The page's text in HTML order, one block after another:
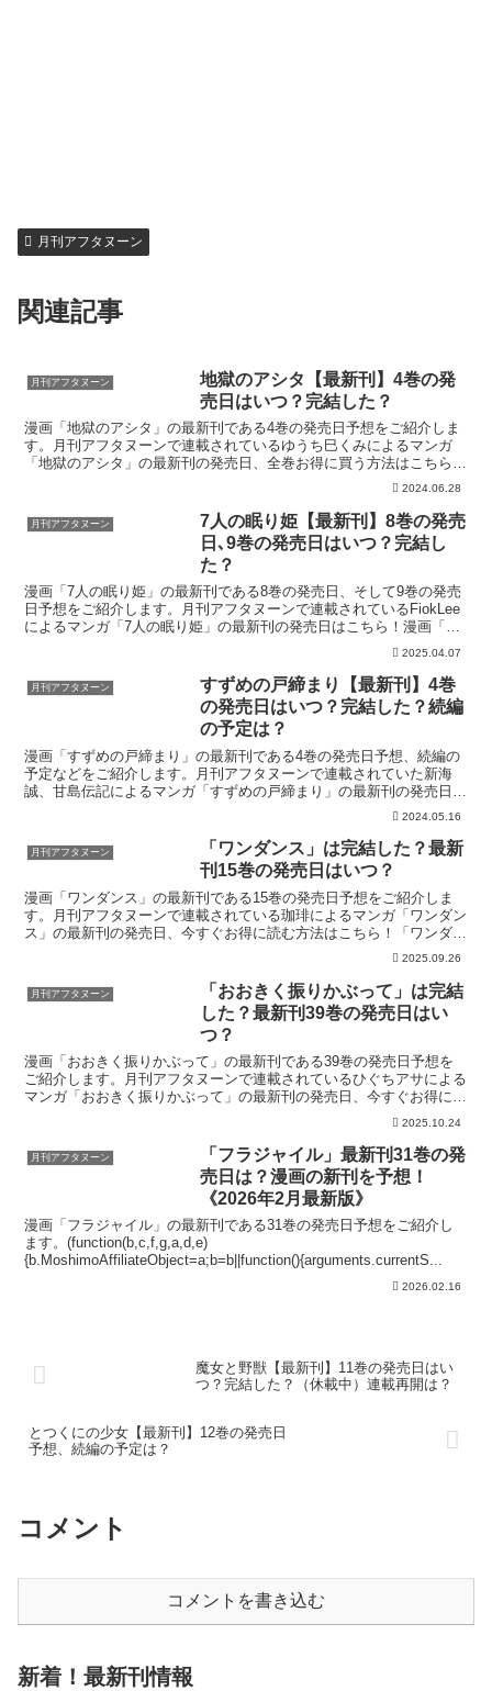
月刊アフタヌーン
関連記事
月刊アフタヌーン
地獄のアシタ【最新刊】4巻の発
売日はいつ？完結した？
漫画「地獄のアシタ」の最新刊である4巻の発売日予想をご紹介しま
す。月刊アフタヌーンで連載されているゆうち巳くみによるマンガ
「地獄のアシタ」の最新刊の発売日、全巻お得に買う方法はこちら！
漫画「地獄のアシタ」4巻の発売日はいつ？コミック「地獄の...2024.06.28
月刊アフタヌーン
7人の眠り姫【最新刊】8巻の発売
日､9巻の発売日はいつ？完結し
た？
漫画「7人の眠り姫」の最新刊である8巻の発売日、そして9巻の発売
日予想をご紹介します。月刊アフタヌーンで連載されているFiokLee
によるマンガ「7人の眠り姫」の最新刊の発売日はこちら！漫画「7
2025.04.07
月刊アフタヌーン
すずめの戸締まり【最新刊】4巻
の発売日はいつ？完結した？続編
の予定は？
漫画「すずめの戸締まり」の最新刊である4巻の発売日予想、続編の
予定などをご紹介します。月刊アフタヌーンで連載されていた新海
誠、甘島伝記によるマンガ「すずめの戸締まり」の最新刊の発売日は
こちら！漫画「すずめの戸締まり」4巻の発売日はいつ？コミ...2024.05.16
月刊アフタヌーン
「ワンダンス」は完結した？最新
刊15巻の発売日はいつ？
漫画「ワンダンス」の最新刊である15巻の発売日予想をご紹介しま
す。月刊アフタヌーンで連載されている珈琲によるマンガ「ワンダン
ス」の最新刊の発売日、今すぐお得に読む方法はこちら！「ワンダン
ス」を今すぐ読む！無料登録で70%OFFクーポンがもら...
2025.09.26
月刊アフタヌーン
「おおきく振りかぶって」は完結
した？最新刊39巻の発売日はい
つ？
漫画「おおきく振りかぶって」の最新刊である39巻の発売日予想を
ご紹介します。月刊アフタヌーンで連載されているひぐちアサによる
マンガ「おおきく振りかぶって」の最新刊の発売日、今すぐお得に読
む方法はこちら！「おお振り」を今すぐ読む！無料登録で7...2025.10.24
月刊アフタヌーン
「フラジャイル」最新刊31巻の発
売日は？漫画の新刊を予想！
《2026年2月最新版》
漫画「フラジャイル」の最新刊である31巻の発売日予想をご紹介し
ます。(function(b,c,f,g,a,d,e)
{b.MoshimoAffiliateObject=a;b=b||function(){arguments.currentS...
2026.02.16
魔女と野獣【最新刊】11巻の発売日はい
つ？完結した？（休載中）連載再開は？
とつくにの少女【最新刊】12巻の発売日
予想、続編の予定は？
コメント
コメントを書き込む
新着！最新刊情報